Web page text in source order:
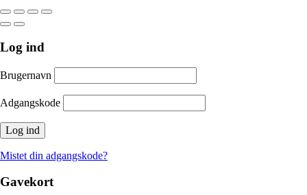
Log ind
Brugernavn
Adgangskode
Mistet din adgangskode?
Gavekort